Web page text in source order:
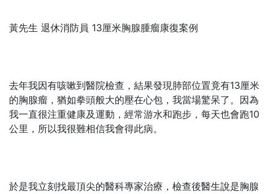
黃先生 退休消防員 13厘米胸腺腫瘤康復案例
去年我因有咳嗽到醫院檢查，結果發現肺部位置竟有13厘米
的胸腺瘤，猶如拳頭般大的壓在心包，我當場驚呆了。因為
我一直很注重健康及運動，經常游水和跑步，每天也會跑10
公里，所以我很難相信我會得此病。
於是我立刻找最頂尖的醫科專家治療，檢查後醫生說是胸腺